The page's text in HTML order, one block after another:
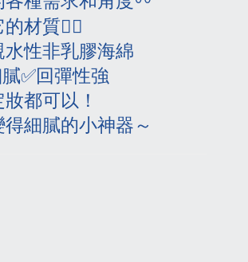
的材質👇🏻
水性非乳膠海綿
✅回彈性強
都可以！
細膩的小神器～